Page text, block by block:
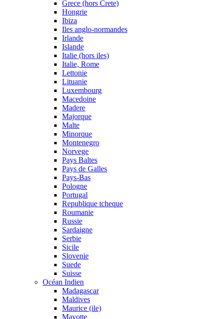
Grece (hors Crete)
Hongrie
Ibiza
Iles anglo-normandes
Irlande
Islande
Italie (hors iles)
Italie, Rome
Lettonie
Lituanie
Luxembourg
Macedoine
Madere
Majorque
Malte
Minorque
Montenegro
Norvege
Pays Baltes
Pays de Galles
Pays-Bas
Pologne
Portugal
Republique tcheque
Roumanie
Russie
Sardaigne
Serbie
Sicile
Slovenie
Suede
Suisse
Océan Indien
Madagascar
Maldives
Maurice (ile)
Mayotte